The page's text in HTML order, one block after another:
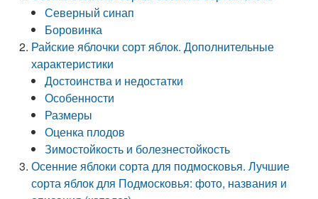
Северный синап
Боровинка
Райские яблочки сорт яблок. Дополнительные
характеристики
Достоинства и недостатки
Особенности
Размеры
Оценка плодов
Зимостойкость и болезнестойкость
Осенние яблоки сорта для подмосковья. Лучшие
сорта яблок для Подмосковья: фото, названия и